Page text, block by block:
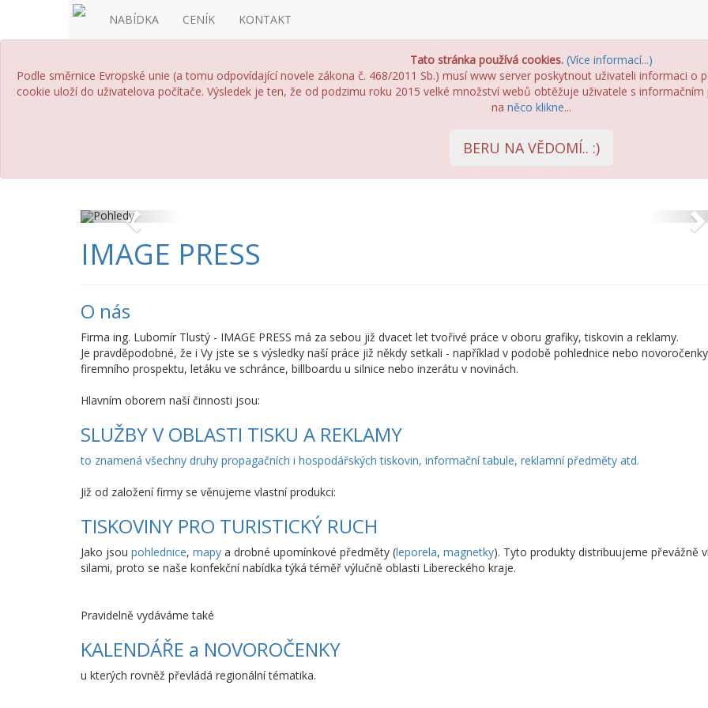
Tato stránka používá cookies. (Více informací...)
Podle směrnice Evropské unie (a tomu odpovídající novele zákona č. 468/2011 Sb.) musí www server poskytnout uživateli informaci
cookie uloží do uživatelova počítače. Výsledek je ten, že od podzimu roku 2015 velké množství webů obtěžuje uživatele s
na něco klikne...
BERU NA VĚDOMÍ.. :)
NABÍDKA CENÍK KONTAKT
Previous
IMAGE PRESS
O nás
Firma ing. Lubomír Tlustý - IMAGE PRESS má za sebou již dvacet let tvořivé práce v oboru grafiky, tiskovin a reklamy.
Je pravděpodobné, že i Vy jste se s výsledky naší práce již někdy setkali - například v podobě pohlednice nebo
firemního prospektu, letáku ve schránce, billboardu u silnice nebo inzerátu v novinách.
Hlavním oborem naší činnosti jsou:
SLUŽBY V OBLASTI TISKU A REKLAMY
to znamená všechny druhy propagačních i hospodářských tiskovin, informační tabule, reklamní předměty atd.
Již od založení firmy se věnujeme vlastní produkci:
TISKOVINY PRO TURISTICKÝ RUCH
Jako jsou pohlednice, mapy a drobné upomínkové předměty (leporela, magnetky). Tyto produkty distribuujeme převážně
silami, proto se naše konfekční nabídka týká téměř výlučně oblasti Libereckého kraje.
Pravidelně vydáváme také
KALENDÁŘE a NOVOROČENKY
u kterých rovněž převládá regionální tématika.